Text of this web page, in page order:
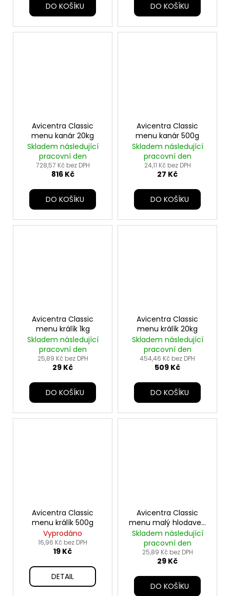
DO KOŠÍKU DO KOŠÍKU
Avicentra Classic
menu kanár 20kg
Skladem následující
pracovní den
728,57 Kč bez DPH
816 Kč
DO KOŠÍKU
Avicentra Classic
menu kanár 500g
Skladem následující
pracovní den
24,11 Kč bez DPH
27 Kč
DO KOŠÍKU
Avicentra Classic
menu králík 1kg
Skladem následující
pracovní den
25,89 Kč bez DPH
29 Kč
DO KOŠÍKU
Avicentra Classic
menu králík 20kg
Skladem následující
pracovní den
454,46 Kč bez DPH
509 Kč
DO KOŠÍKU
Avicentra Classic
menu králík 500g
Vyprodáno
16,96 Kč bez DPH
19 Kč
DETAIL
Avicentra Classic
menu malý hlodavec
1kg
Skladem následující
pracovní den
25,89 Kč bez DPH
29 Kč
DO KOŠÍKU